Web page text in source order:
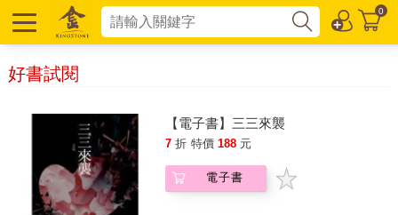
0
好書試閱
【電子書】三三來襲
7 折 特價 188 元
電子書